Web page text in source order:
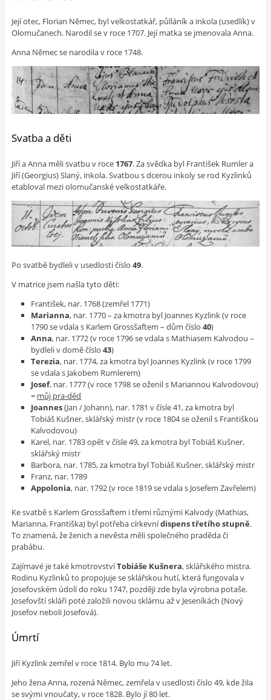
Její otec, Florian Němec, byl velkostatkář, půlláník a inkola (usedlík) v
Olomučanech. Narodil se v roce 1707. Její matka se jmenovala Anna.
Anna Němec se narodila v roce 1748.
Svatba a děti
Jiří a Anna měli svatbu v roce 1767. Za svědka byl František Rumler a
Jiří (Georgius) Slaný, inkola. Svatbou s dcerou inkoly se rod Kyzlinků
etabloval mezi olomučanské velkostatkáře.
Po svatbě bydleli v usedlosti číslo 49.
V matrice jsem našla tyto děti:
František, nar. 1768 (zemřel 1771)
Marianna, nar. 1770 – za kmotra byl Joannes Kyzlink (v roce
1790 se vdala s Karlem Grossšaftem – dům číslo40)
Anna, nar. 1772 (v roce 1796 se vdala s Mathiasem Kalvodou –
bydleli v domě číslo43)
Terezia, nar. 1774, za kmotra byl Joannes Kyzlink (v roce 1799
se vdala s Jakobem Rumlerem)
Josef, nar. 1777 (v roce 1798 se oženil s Mariannou Kalvodovou)
= můj pra-děd
Joannes(Jan / Johann), nar. 1781 v čísle 41, za kmotra byl
Tobiáš Kušner, sklářský mistr (v roce 1804 se oženil s Františkou
Kalvodovou)
Karel, nar. 1783 opět v čísle 49, za kmotra byl Tobiáš Kušner,
sklářský mistr
Barbora, nar. 1785, za kmotra byl Tobiáš Kušner, sklářský mistr
Franz, nar. 1789
Appolonia, nar. 1792 (v roce 1819 se vdala s Josefem Zavřelem)
Ke svatbě s Karlem Grossšaftem i třemi různými Kalvody (Mathias,
Marianna, Františka) byl potřeba církevnídispens třetího stupně.
To znamená, že ženich a nevěsta měli společného praděda či
prabábu.
Zajímavé je také kmotrovstvíTobiáše Kušnera, sklářského mistra.
Rodinu Kyzlinků to propojuje se sklářskou hutí, která fungovala v
Josefovském údolí do roku 1747, později zde byla výrobna potaše.
Josefovští skláři poté založili novou sklárnu až v Jeseníkách (Nový
Josefov neboli Josefová).
Úmrtí
Jiří Kyzlink zemřel v roce 1814. Bylo mu 74 let.
Jeho žena Anna, rozená Němec, zemřela v usedlosti číslo 49, kde žila
se svými vnoučaty, v roce 1828. Bylo jí 80 let.